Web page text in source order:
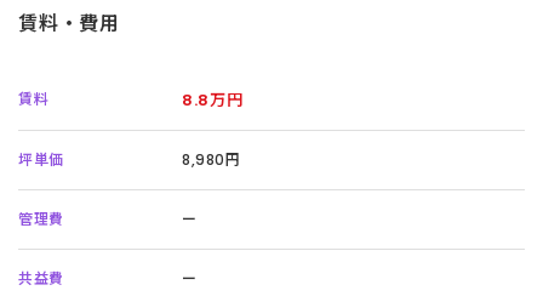
賃料・費用
賃料 8.8万円
坪単価 8,980円
管理費 ー
共益費 ー